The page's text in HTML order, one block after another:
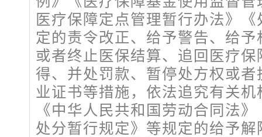
医疗保障定点管理暂行办法》
定的责令改正、给予警告、给
或者终止医保结算、追回医疗
得、并处罚款、暂停处方权或
业证书等措施，依法追究有关
《中华人民共和国劳动合同法
处分暂行规定》等规定的给予